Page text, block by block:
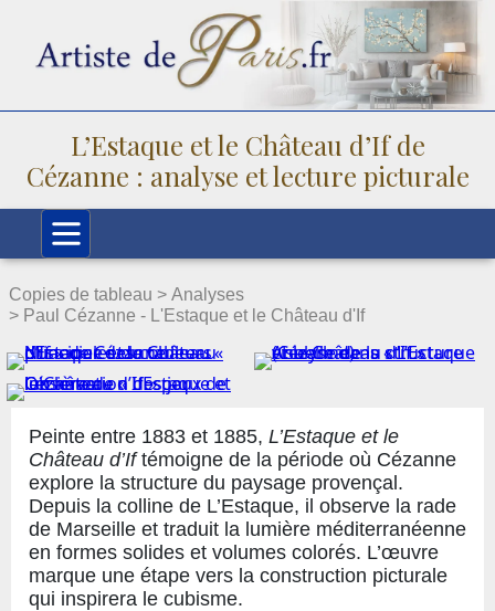
L’Estaque et le Château d’If de
Cézanne : analyse et lecture picturale
Copies de tableau > Analyses
> Paul Cézanne - L'Estaque et le Château d'If
Peinte entre 1883 et 1885, L’Estaque et le
Château d’Iftémoigne de la période où Cézanne
explore la structure du paysage provençal.
Depuis la colline de L’Estaque, il observe la rade
de Marseille et traduit la lumière méditerranéenne
en formes solides et volumes colorés. L’œuvre
marque une étape vers la construction picturale
qui inspirera le cubisme.